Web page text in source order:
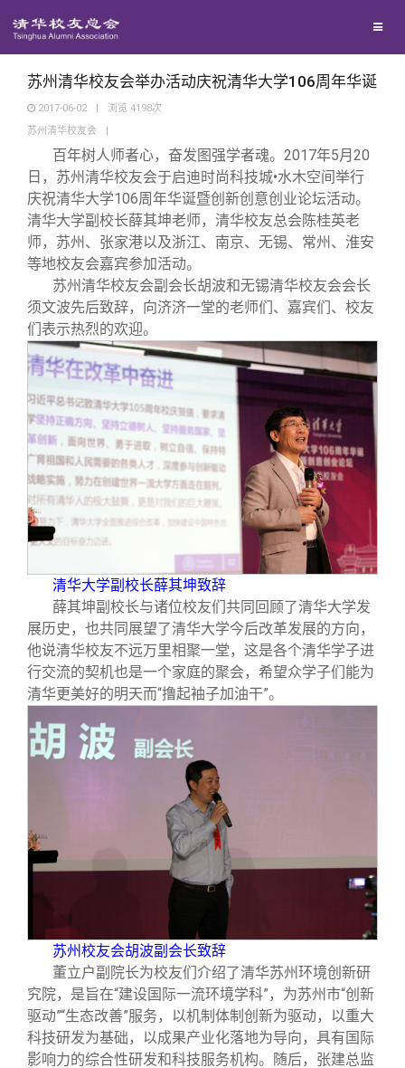
地区联络
院系校友工作
专业委员会
兴趣群体
西南联大校友会
回馈母校
捐赠新闻
捐赠纪事
捐赠方法
义工计划
《清华校友通讯》
《水木清华》
我要订阅
新媒体平台
百年清华
清华人物
清华故事
青春风采
校友文苑
校友讲坛
校友视界
校友服务
终身学习
信息化服务
三创大赛
实用信息
校友总会
总会简介
会长致辞
总会章程
理事会名单
制度法规
联系我们
关闭
苏州清华校友会举办活动庆祝清华大学106周年华诞
2017-06-02 | 浏览 4198次
苏州清华校友会
|
百年树人师者心，奋发图强学者魂。2017年5月20
日，苏州清华校友会于启迪时尚科技城•水木空间举行
庆祝清华大学106周年华诞暨创新创意创业论坛活动。
清华大学副校长薛其坤老师，清华校友总会陈桂英老
师，苏州、张家港以及浙江、南京、无锡、常州、淮安
等地校友会嘉宾参加活动。
苏州清华校友会副会长胡波和无锡清华校友会会长
须文波先后致辞，向济济一堂的老师们、嘉宾们、校友
们表示热烈的欢迎。
清华大学副校长薛其坤致辞
薛其坤副校长与诸位校友们共同回顾了清华大学发
展历史，也共同展望了清华大学今后改革发展的方向，
他说清华校友不远万里相聚一堂，这是各个清华学子进
行交流的契机也是一个家庭的聚会，希望众学子们能为
清华更美好的明天而“撸起袖子加油干”。
苏州校友会胡波副会长致辞
董立户副院长为校友们介绍了清华苏州环境创新研
究院，是旨在“建设国际一流环境学科”，为苏州市“创新
驱动”“生态改善”服务，以机制体制创新为驱动，以重大
科技研发为基础，以成果产业化落地为导向，具有国际
影响力的综合性研发和科技服务机构。随后，张建总监